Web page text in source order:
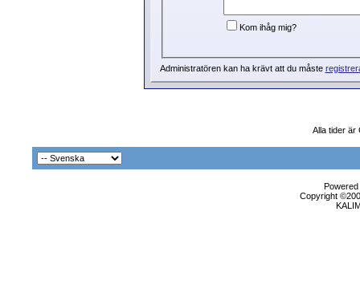
Kom ihåg mig?
Administratören kan ha krävt att du måste
Alla tider är
Copyright